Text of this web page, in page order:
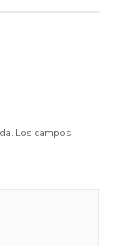
Los campos